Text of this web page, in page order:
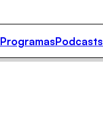
ProgramasPodcasts